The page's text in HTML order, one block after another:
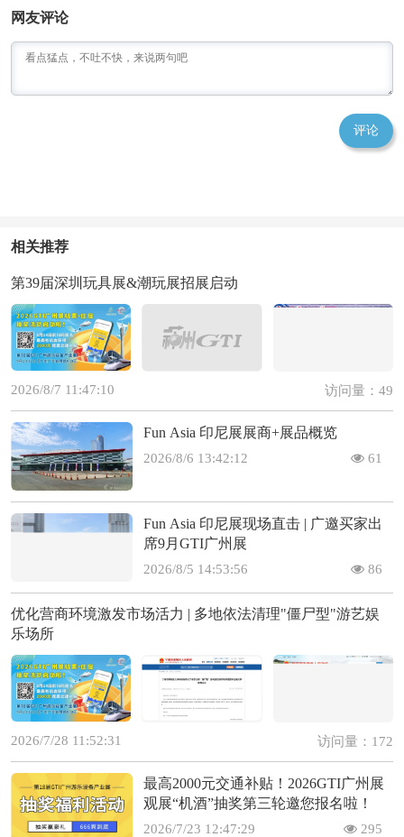
网友评论
评论
相关推荐
第39届深圳玩具展&潮玩展招展启动
2026/8/7 11:47:10 访问量：49
Fun Asia 印尼展展商+展品概览
2026/8/6 13:42:12 61
Fun Asia 印尼展现场直击 | 广邀买家出
席9月GTI广州展
2026/8/5 14:53:56 86
优化营商环境激发市场活力 | 多地依法清理"僵尸型"游艺娱
乐场所
2026/7/28 11:52:31 访问量：172
最高2000元交通补贴！2026GTI广州展
观展“机酒”抽奖第三轮邀您报名啦！
2026/7/23 12:47:29 295